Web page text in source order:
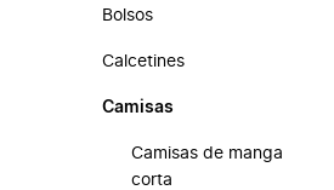
Bolsos
Calcetines
Camisas
Camisas de manga
corta